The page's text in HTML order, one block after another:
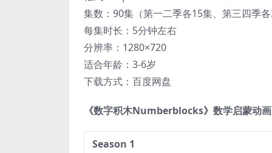
集数：90集（第一二季各15集、第三四季
每集时长：5分钟左右
分辨率：1280×720
适合年龄：3-6岁
下载方式：百度网盘
《数字积木Numberblocks》数学启蒙动
Season 1